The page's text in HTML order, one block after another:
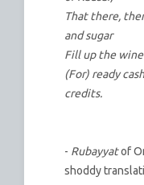
That there,
and sugar
Fill up the
(For) ready
credits.
- Rubayyatof
shoddy